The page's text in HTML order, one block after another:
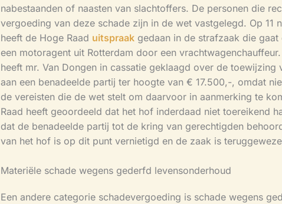
nabestaanden of naasten van slachtoffers. De personen die
vergoeding van deze schade zijn in de wet vastgelegd. Op 11
heeft de Hoge Raad uitspraak gedaan in de strafzaak die
een motoragent uit Rotterdam door een
heeft mr. Van Dongen in cassatie geklaagd over de toewijzing
aan een benadeelde partij ter hoogte van € 17.500,-, omdat
de vereisten die de wet stelt om daarvoor in aanmerking te
Raad heeft geoordeeld dat het hof inderdaad niet toereikend
dat de benadeelde partij tot de kring van gerechtigden
van het hof is op dit punt vernietigd en de zaak is
Materiële schade wegens gederfd levensonderhoud
Een andere categorie schadevergoeding is schade wegens